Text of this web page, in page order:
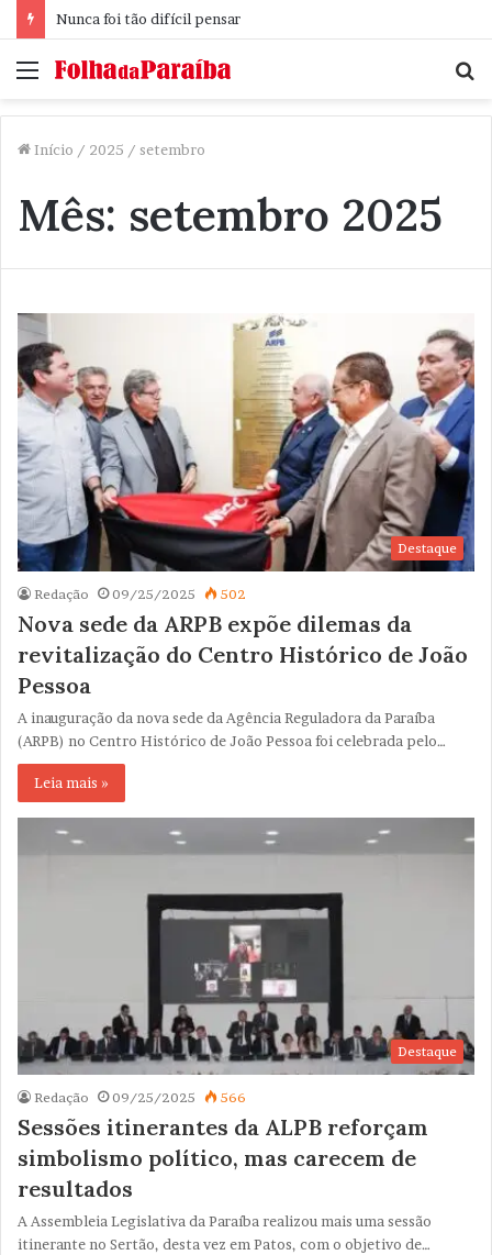
Nunca foi tão difícil pensar
Menu
Início / 2025 / setembro
Mês: setembro 2025
Destaque
Redação 09/25/2025 502
Nova sede da ARPB expõe dilemas da
revitalização do Centro Histórico de João
Pessoa
A inauguração da nova sede da Agência Reguladora da Paraíba
(ARPB) no Centro Histórico de João Pessoa foi celebrada pelo…
Leia mais »
Destaque
Redação 09/25/2025 566
Sessões itinerantes da ALPB reforçam
simbolismo político, mas carecem de
resultados
A Assembleia Legislativa da Paraíba realizou mais uma sessão
itinerante no Sertão, desta vez em Patos, com o objetivo de…